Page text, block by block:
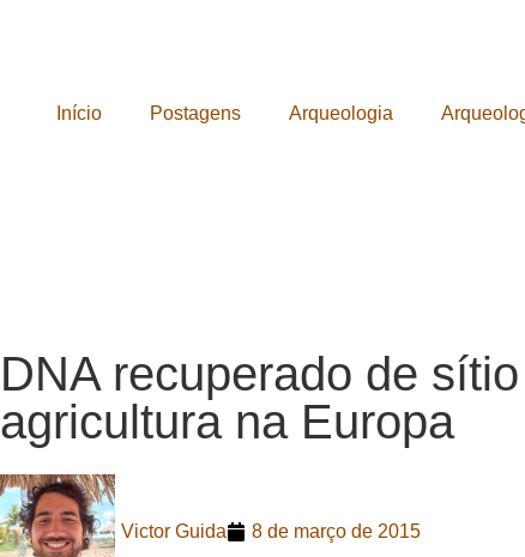
Início Postagens Arqueologia
DNA recuperado de
agricultura na Europa
Victor Guida 8 de março de 2015